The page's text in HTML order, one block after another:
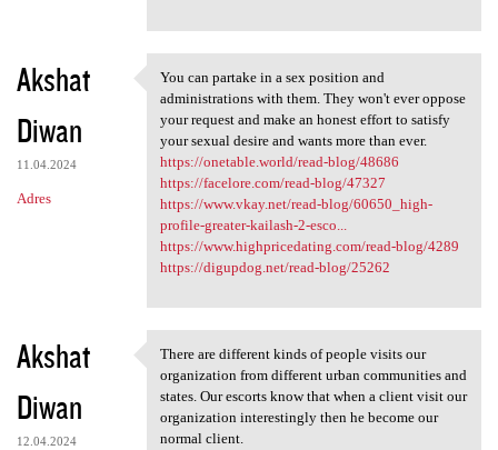
Akshat
Diwan
11.04.2024
Adres
You can partake in a sex
You can partake in a sex position and
administrations with them. They won't ever oppose
your request and make an honest effort to satisfy
your sexual desire and wants more than ever.
https://onetable.world/read-blog/48686
https://facelore.com/read-blog/47327
https://www.vkay.net/read-blog/60650_high-
profile-greater-kailash-2-esco...
https://www.highpricedating.com/read-blog/4289
https://digupdog.net/read-blog/25262
Akshat
Diwan
12.04.2024
There are different kinds of
There are different kinds of people visits our
organization from different urban communities and
states. Our escorts know that when a client visit our
organization interestingly then he become our
normal client.